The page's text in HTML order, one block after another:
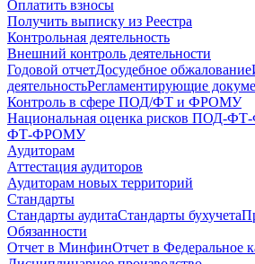
Оплатить взносы
Получить выписку из Реестра
Контрольная деятельность
Внешний контроль деятельности
Годовой отчетДосудебное обжалование
деятельностьРегламентирующие
Контроль в сфере ПОД/ФТ и ФРОМУ
Национальная оценка рисков ПОД-
ФТ-ФРОМУ
Аудиторам
Аттестация аудиторов
Аудиторам новых территорий
Стандарты
Стандарты аудитаСтандарты бухучета
Обязанности
Отчет в МинфинОтчет в Федеральное